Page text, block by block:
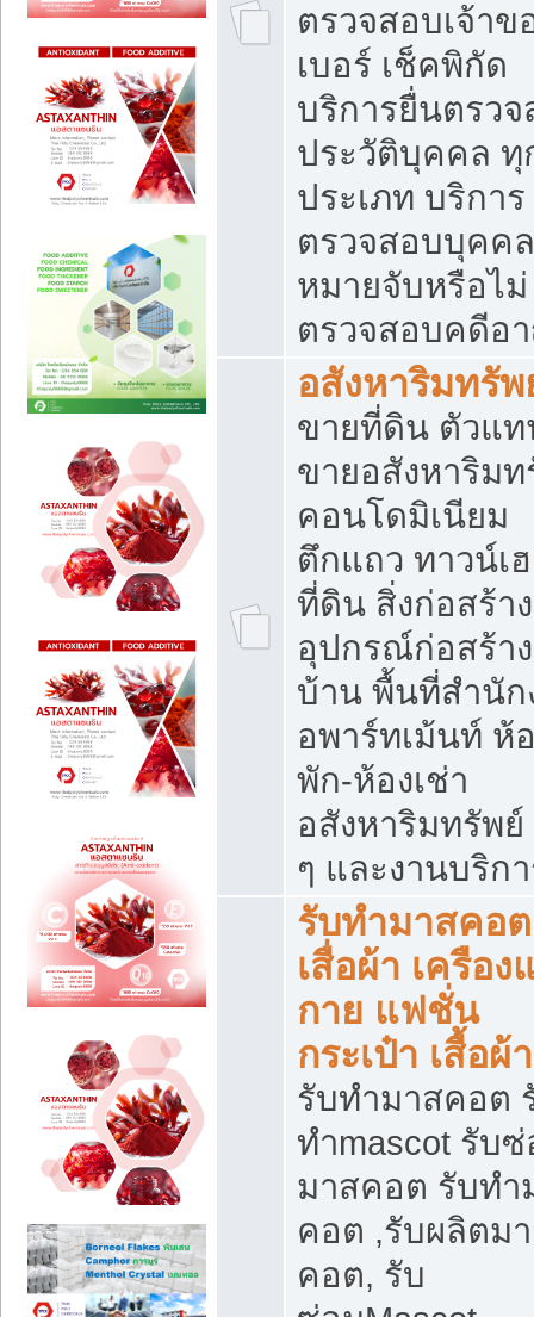
ตรวจสอบเจ้าข
เบอร์ เช็คพิกัด
บริการยื่นตรว
ประวัติบุคคล ทุ
ประเภท บริการ
ตรวจสอบบุคค
หมายจับหรือไม่
ตรวจสอบคดีอ
อสังหาริมทรัพ
ขายที่ดิน ตัวแ
ขายอสังหาริมท
คอนโดมิเนียม
ตึกแถว ทาวน์เ
ที่ดิน สิ่งก่อสร้าง
อุปกรณ์ก่อสร้าง
บ้าน พื้นที่สำนัก
อพาร์ทเม้นท์ ห้
พัก-ห้องเช่า
อสังหาริมทรัพ
ๆ และงานบริก
รับทำมาสคอต
เสื่อผ้า เครือง
กาย แฟชั่น
กระเป๋า เสื้อผ้า
รับทำมาสคอต
ทำmascot รับ
มาสคอต รับทำ
คอต ,รับผลิตม
คอต, รับ